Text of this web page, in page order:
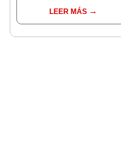
conoce las fechas de
depósito
LEER MÁS